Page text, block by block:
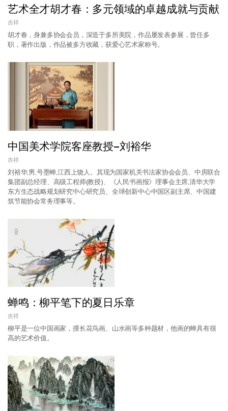
艺术全才胡才春：多元领域的卓越成就与贡献
吉祥
胡才春，身兼多协会会员，深造于多所美院，作品屡发表参展，曾任多
职，著作出版，作品被多方收藏，获爱心艺术家称号。
中国美术学院客座教授–刘裕华
吉祥
刘裕华,男,号墨蝉,江西上饶人。其现为国家机关书法家协会会员、中房联合
集团副总经理、高级工程师(教授)、《人民书画报》理事会主席,清华大学
东方生态战略规划研究中心研究员、全球创新中心中国区副主席、中国建
筑节能协会常务理事等。
蝉鸣：柳平笔下的夏日乐章
吉祥
柳平是一位中国画家，擅长花鸟画、山水画等多种题材，他画的蝉具有很
高的艺术价值。